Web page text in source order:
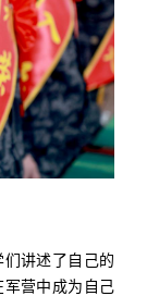
讲述了自己的
军营中成为自己